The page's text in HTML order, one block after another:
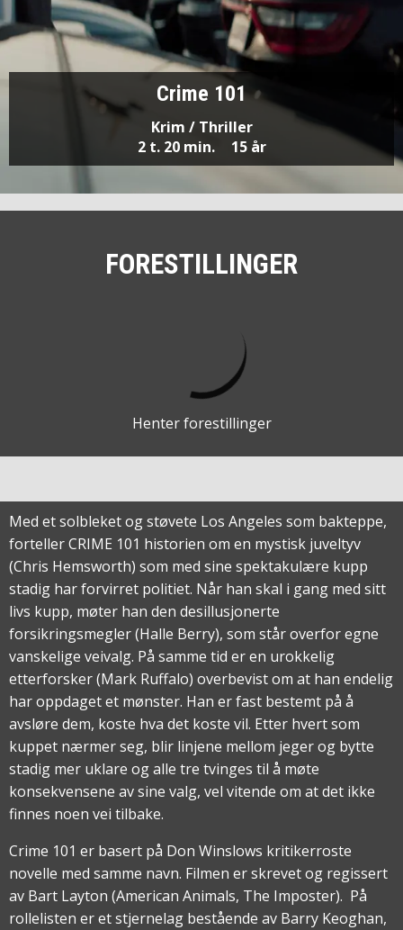
Crime 101
Krim / Thriller
2 t. 20 min.
15 år
FORESTILLINGER
Henter forestillinger
Med et solbleket og støvete Los Angeles som bakteppe,
forteller CRIME 101 historien om en mystisk juveltyv
(Chris Hemsworth) som med sine spektakulære kupp
stadig har forvirret politiet. Når han skal i gang med sitt
livs kupp, møter han den desillusjonerte
forsikringsmegler (Halle Berry), som står overfor egne
vanskelige veivalg. På samme tid er en urokkelig
etterforsker (Mark Ruffalo) overbevist om at han endelig
har oppdaget et mønster. Han er fast bestemt på å
avsløre dem, koste hva det koste vil. Etter hvert som
kuppet nærmer seg, blir linjene mellom jeger og bytte
stadig mer uklare og alle tre tvinges til å møte
konsekvensene av sine valg, vel vitende om at det ikke
finnes noen vei tilbake.
Crime 101 er basert på Don Winslows kritikerroste
novelle med samme navn. Filmen er skrevet og regissert
av Bart Layton (American Animals, The Imposter). På
rollelisten er et stjernelag bestående av Barry Keoghan,